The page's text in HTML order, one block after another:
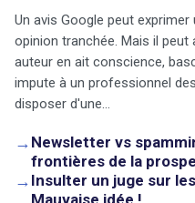
Un avis Google peut
opinion tranchée. Mais il
auteur en ait conscience,
impute à un professionnel
disposer d'une…
→ Newsletter vs
frontières de la
→ Insulter un juge sur
Mauvaise idée !